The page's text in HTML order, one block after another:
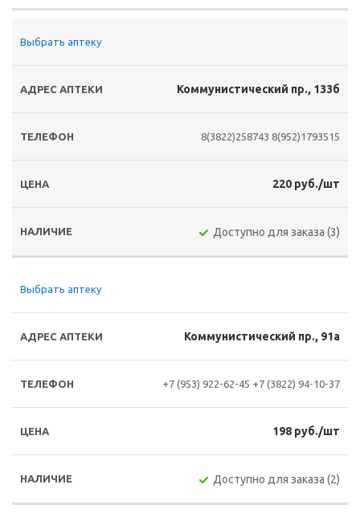
Выбрать аптеку
Коммунистический пр., 133б
8(3822)258743 8(952)1793515
220 руб./шт
Доступно для заказа (3)
Выбрать аптеку
Коммунистический пр., 91а
+7 (953) 922-62-45 +7 (3822) 94-10-37
198 руб./шт
Доступно для заказа (2)